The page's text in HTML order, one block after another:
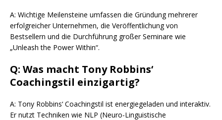
A: Wichtige Meilensteine umfassen die Gründung mehrerer
erfolgreicher Unternehmen, die Veröffentlichung von
Bestsellern und die Durchführung großer Seminare wie
„Unleash the Power Within“.
Q: Was macht Tony Robbins‘
Coachingstil einzigartig?
A: Tony Robbins‘ Coachingstil ist energiegeladen und interaktiv.
Er nutzt Techniken wie NLP (Neuro-Linguistische